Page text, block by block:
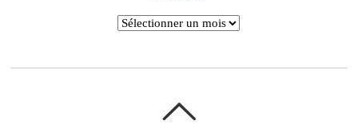
Archives